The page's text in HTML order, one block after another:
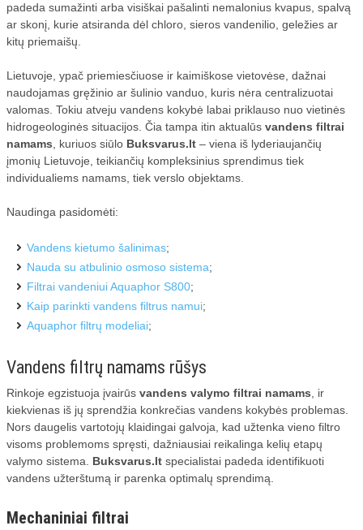
padeda sumažinti arba visiškai pašalinti nemalonius kvapus, spalvą
ar skonį, kurie atsiranda dėl chloro, sieros vandenilio, geležies ar
kitų priemaišų.
Lietuvoje, ypač priemiesčiuose ir kaimiškose vietovėse, dažnai
naudojamas gręžinio ar šulinio vanduo, kuris nėra centralizuotai
valomas. Tokiu atveju vandens kokybė labai priklauso nuo vietinės
hidrogeologinės situacijos. Čia tampa itin aktualūs vandens filtrai
namams , kuriuos siūlo Buksvarus.lt – viena iš lyderiaujančių
įmonių Lietuvoje, teikiančių kompleksinius sprendimus tiek
individualiems namams, tiek verslo objektams.
Naudinga pasidomėti:
Vandens kietumo šalinimas;
Nauda su atbulinio osmoso sistema;
Filtrai vandeniui Aquaphor S800;
Kaip parinkti vandens filtrus namui;
Aquaphor filtrų modeliai;
Vandens filtrų namams rūšys
Rinkoje egzistuoja įvairūs vandens valymo filtrai namams , ir
kiekvienas iš jų sprendžia konkrečias vandens kokybės problemas.
Nors daugelis vartotojų klaidingai galvoja, kad užtenka vieno filtro
visoms problemoms spręsti, dažniausiai reikalinga kelių etapų
valymo sistema. Buksvarus.lt specialistai padeda identifikuoti
vandens užterštumą ir parenka optimalų sprendimą.
Mechaniniai filtrai